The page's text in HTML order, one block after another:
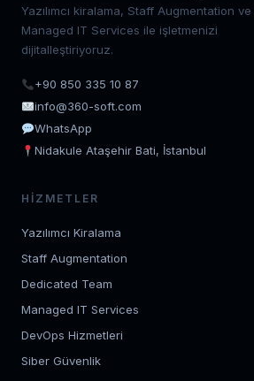
Yazılımcı kiralama, Staff Augmentation ve
Managed IT Services ile işletmenizi
dijitalleştiriyoruz.
+90 850 335 10 87
info@360-soft.com
WhatsApp
Nidakule Ataşehir Bati, İstanbul
HIZMETLER
Yazılımcı Kiralama
Staff Augmentation
Dedicated Team
Managed IT Services
DevOps Hizmetleri
Siber Güvenlik